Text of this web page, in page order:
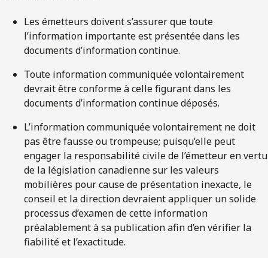
Les émetteurs doivent s’assurer que toute
l’information importante est présentée dans les
documents d’information continue.
Toute information communiquée volontairement
devrait être conforme à celle figurant dans les
documents d’information continue déposés.
L’information communiquée volontairement ne doit
pas être fausse ou trompeuse; puisqu’elle peut
engager la responsabilité civile de l’émetteur en vertu
de la législation canadienne sur les valeurs
mobilières pour cause de présentation inexacte, le
conseil et la direction devraient appliquer un solide
processus d’examen de cette information
préalablement à sa publication afin d’en vérifier la
fiabilité et l’exactitude.